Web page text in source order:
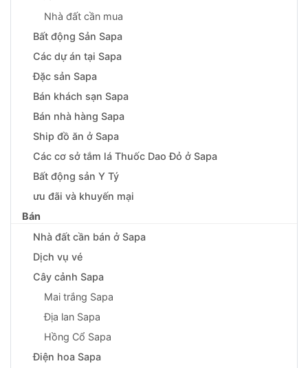
Nhà đất cần mua
Bất động Sản Sapa
Các dự án tại Sapa
Đặc sản Sapa
Bán khách sạn Sapa
Bán nhà hàng Sapa
Ship đồ ăn ở Sapa
Các cơ sở tắm lá Thuốc Dao Đỏ ở Sapa
Bất động sản Y Tý
ưu đãi và khuyến mại
Bán
Nhà đất cần bán ở Sapa
Dịch vụ vé
Cây cảnh Sapa
Mai trắng Sapa
Địa lan Sapa
Hồng Cổ Sapa
Điện hoa Sapa